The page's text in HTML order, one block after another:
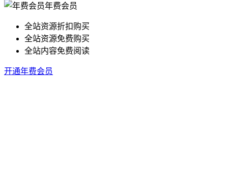
年费会员
全站资源折扣购买
全站资源免费购买
全站内容免费阅读
开通年费会员